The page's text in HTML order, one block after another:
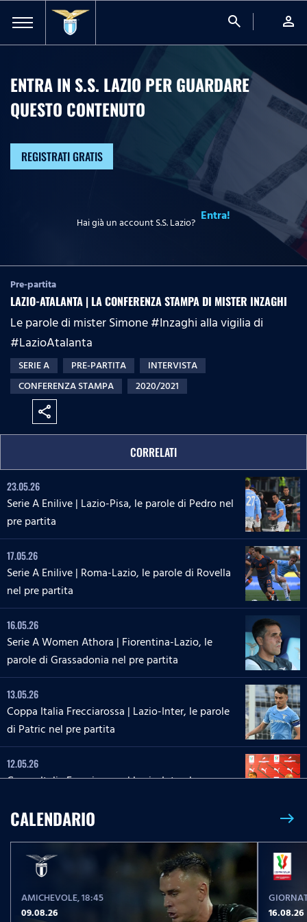
search person
ENTRA IN S.S. LAZIO PER GUARDARE
QUESTO CONTENUTO
REGISTRATI GRATIS
Hai già un account S.S. Lazio? Entra!
Pre-partita
LAZIO-ATALANTA | LA CONFERENZA STAMPA DI MISTER INZAGHI
Le parole di mister Simone #Inzaghi alla vigilia di
#LazioAtalanta
SERIE A PRE-PARTITA
INTERVISTA
CONFERENZA STAMPA
2020/2021
share
CORRELATI
23.05.26
Serie A Enilive | Lazio-Pisa, le parole di Pedro nel
pre partita
17.05.26
Serie A Enilive | Roma-Lazio, le parole di Rovella
nel pre partita
16.05.26
Serie A Women Athora | Fiorentina-Lazio, le
parole di Grassadonia nel pre partita
13.05.26
Coppa Italia Frecciarossa | Lazio-Inter, le parole
di Patric nel pre partita
12.05.26
Coppa Italia Frecciarossa | Lazio-Inter, la
Serie A Enilive | Lazio-Inter, le parole di Dele-
Bashiru nel pre partita
04.05.26
CALENDARIO east
AMICHEVOLE, 18:45
09.08.26
16.08.26